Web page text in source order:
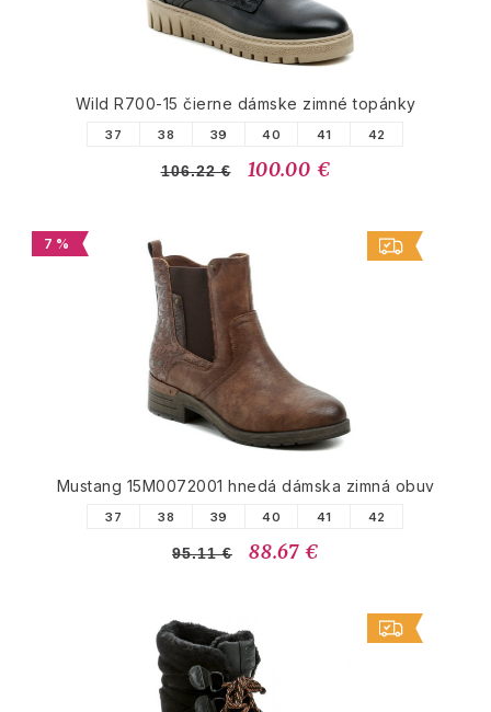
Wild R700-15 čierne dámske zimné topánky
37 38 39 40 41 42
106.22 € 100.00 €
7 %
Mustang 15M0072001 hnedá dámska zimná obuv
37 38 39 40 41 42
95.11 € 88.67 €